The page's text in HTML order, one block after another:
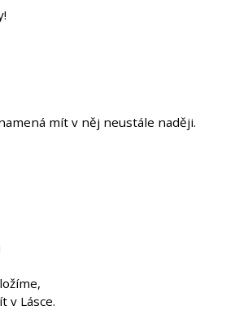
mít v něj neustále naději.
v Lásce.